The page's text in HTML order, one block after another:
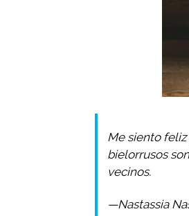
Me siento
bielorrusos
vecinos.
—Nastassia